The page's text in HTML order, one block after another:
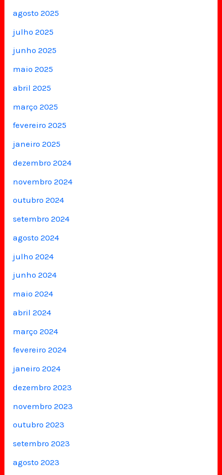
agosto 2025
julho 2025
junho 2025
maio 2025
abril 2025
março 2025
fevereiro 2025
janeiro 2025
dezembro 2024
novembro 2024
outubro 2024
setembro 2024
agosto 2024
julho 2024
junho 2024
maio 2024
abril 2024
março 2024
fevereiro 2024
janeiro 2024
dezembro 2023
novembro 2023
outubro 2023
setembro 2023
agosto 2023